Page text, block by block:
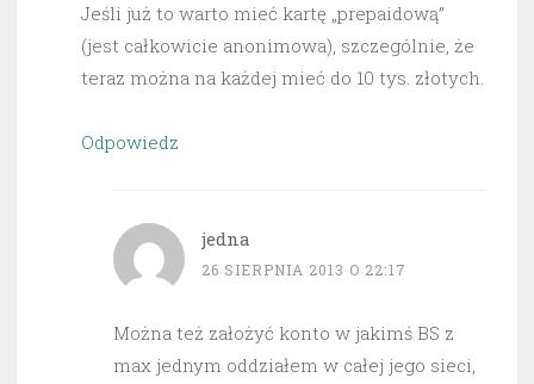
Jeśli już to warto mieć kartę „prepaidową”
(jest całkowicie anonimowa), szczególnie, że
teraz można na każdej mieć do 10 tys. złotych.
Odpowiedz
jedna
26 SIERPNIA 2013 O 22:17
Można też założyć konto w jakimś BS z
max jednym oddziałem w całej jego sieci,